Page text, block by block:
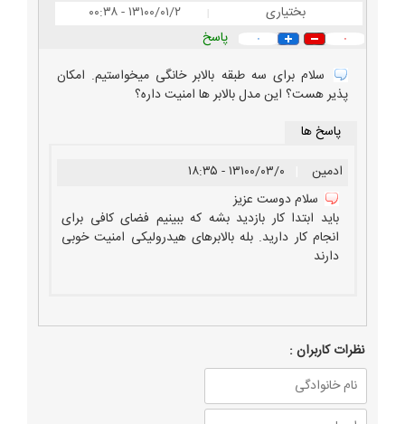
بختیاری | ۱۳۱۰۰/۰۱/۲ - ۰۰:۳۸
۰ ۰
پاسخ
سلام برای سه طبقه بالابر خانگی میخواستیم. امکان
پذیر هست؟ این مدل بالابر ها امنیت داره؟
پاسخ ها
ادمین
۱۳۱۰۰/۰۳/۰ - ۱۸:۳۵
سلام دوست عزیز
باید ابتدا کار بازدید بشه که ببینیم فضای کافی برای
انجام کار دارید. بله بالابرهای هیدرولیکی امنیت خوبی
دارند
نظرات كاربران :